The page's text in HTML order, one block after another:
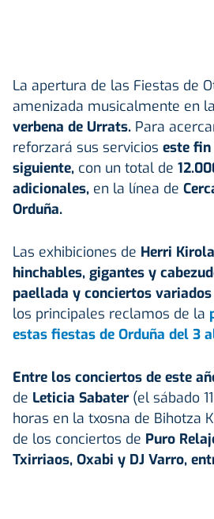
La apertura de las Fiestas de
amenizada musicalmente en la
verbena de Urrats. Para
reforzará sus servicios este fin
siguiente, con un total de
adicionales, en la línea de
Orduña.
Las exhibiciones de Herri
hinchables, gigantes y
paellada y conciertos variados
los principales reclamos de la
estas fiestas de Orduña del 3
Entre los conciertos de este
de Leticia Sabater (el sábado
horas en la txosna de Bihotza
de los conciertos de Puro
Txirriaos, Oxabi y DJ Varro,